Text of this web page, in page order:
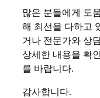
많은 분들에게 도
해 최선을 다하고
거나 전문가와 상
상세한 내용을 확
를 바랍니다.
감사합니다.